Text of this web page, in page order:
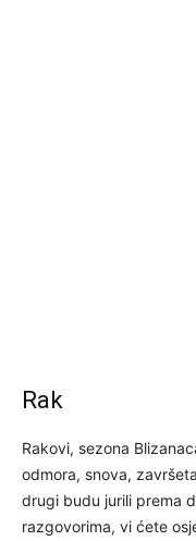
Rak
Rakovi, sezona
odmora, snova,
drugi budu jurili prema
razgovorima, vi ćete